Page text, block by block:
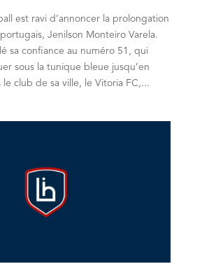
est ravi d’annoncer la prolongation
Jenilson Monteiro Varela.
sa confiance au numéro 51, qui
sous la tunique bleue jusqu’en
club de sa ville, le Vitoria FC,...